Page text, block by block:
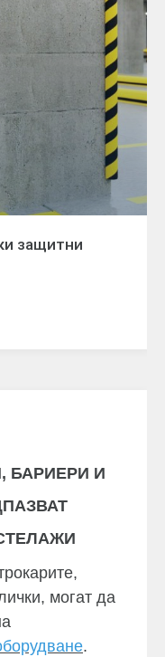
защитни
БАРИЕРИ И
могат да
.